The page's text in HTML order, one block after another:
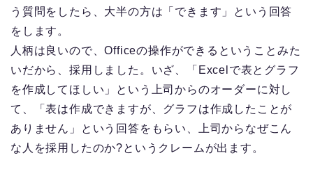
う質問をしたら、大半の方は「できます」という回答
をします。
人柄は良いので、Officeの操作ができるということみた
いだから、採用しました。いざ、「Excelで表とグラフ
を作成してほしい」という上司からのオーダーに対し
て、「表は作成できますが、グラフは作成したことが
ありません」という回答をもらい、上司からなぜこん
な人を採用したのか?というクレームが出ます。